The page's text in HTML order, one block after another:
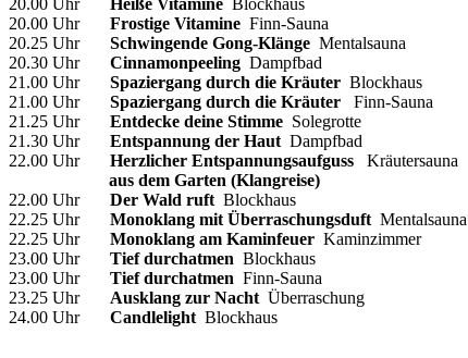
20.00 UhrHeiße Vitamine Blockhaus
20.00 UhrFrostige Vitamine Finn-Sauna
20.25 Uhr Schwingende Gong-Klänge Mentalsauna
20.30 UhrCinnamonpeeling Dampfbad
21.00 Uhr Spaziergang durch die Kräuter Blockhaus
21.00 Uhr Spaziergang durch die Kräuter Finn-Sauna
21.25 Uhr Entdecke deine Stimme Solegrotte
21.30 Uhr Entspannung der Haut Dampfbad
22.00 Uhr Herzlicher Entspannungsaufguss Kräutersauna
aus dem Garten (Klangreise)
22.00 Uhr Der Wald ruft Blockhaus
22.25 Uhr Monoklang mit Überraschungsduft Mentalsauna
22.25 Uhr Monoklang am Kaminfeuer Kaminzimmer
23.00 Uhr Tief durchatmen Blockhaus
23.00 Uhr Tief durchatmen Finn-Sauna
23.25 Uhr Ausklang zur Nacht Überraschung
24.00 Uhr Candlelight Blockhaus